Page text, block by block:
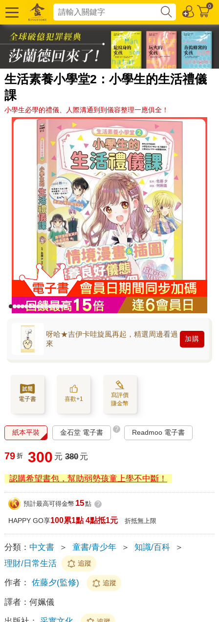
0
生活素養小學堂2：小學生的生活禮儀
課
小學生必學的禮儀、人際溝通到到儀容整理一應俱全！
呀哈★吉伊卡哇旋風再起，精選周邊看過
來
加購
電子書 喜歡+1
寫評價
賺金幣
紙本平裝 金石堂 電子書 ? Readmoo 電子書
79 折 300 元 380 元
認購希望書包，幫助弱勢孩童上學不中斷！
預計最高可得金幣 15點 ?
HAPPY GO享100累1點 4點抵1元 折抵無上限
分類： 中文書 ＞ 童書/青少年 ＞ 知識/百科
＞
理財/日常生活
追蹤
作者： 佐藤夕(監修) 追蹤
譯者： 何姵儀